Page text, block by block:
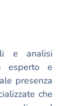
e analisi
esperto e
presenza
che